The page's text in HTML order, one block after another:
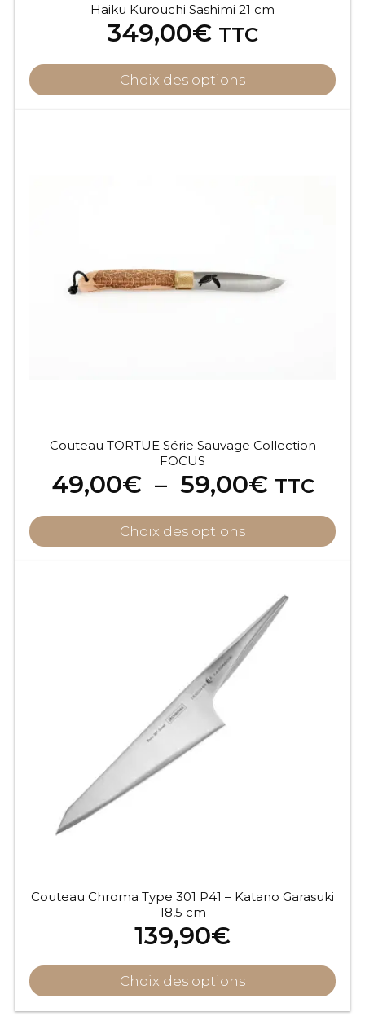
Haiku Kurouchi Sashimi 21 cm
349,00€ TTC
Choix des options
Couteau TORTUE Série Sauvage Collection
FOCUS
49,00€ – 59,00€Plage
prix :
49,00€
TTC
Choix des options
peuvent
Couteau Chroma Type 301 P41 – Katano Garasuki
18,5 cm
139,90€
Choix des options